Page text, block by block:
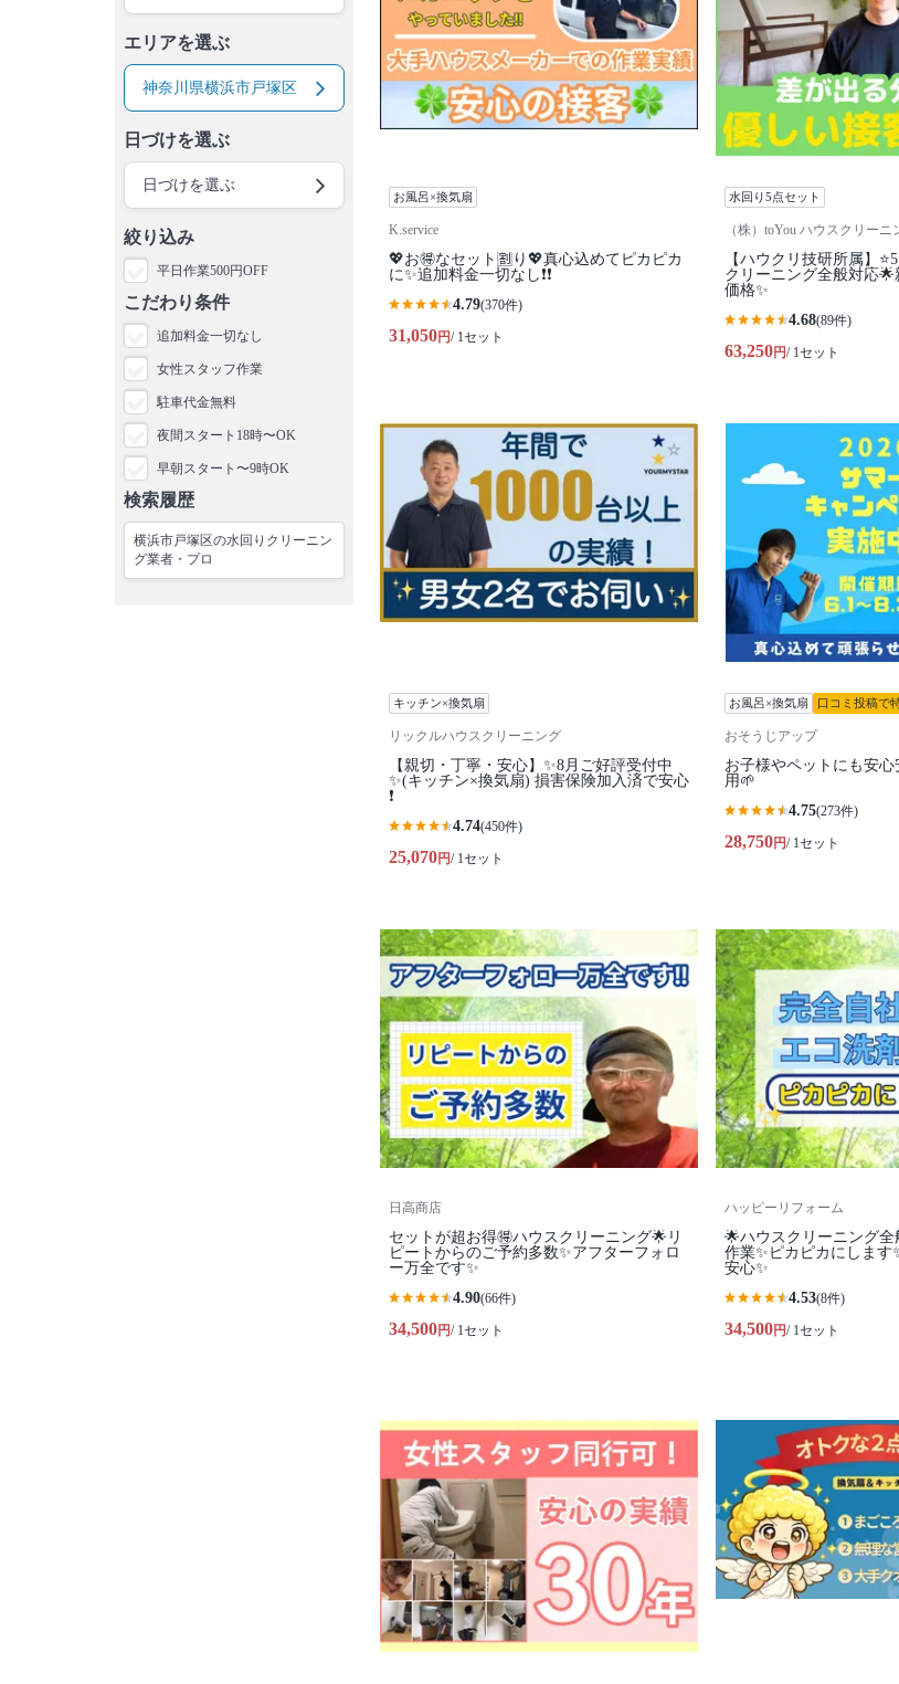
エリアを選ぶ
神奈川県横浜市戸塚区
日づけを選ぶ
日づけを選ぶ
絞り込み
平日作業500円OFF
こだわり条件
追加料金一切なし
女性スタッフ作業
駐車代金無料
夜間スタート18時〜OK
早朝スタート〜9時OK
検索履歴
横浜市戸塚区の水回りクリーニン
グ業者・プロ
お風呂×換気扇
K.service
💖お🉐なセット🈹り💖真心込めてピカピカ
に✨追加料金一切なし❗️❗️
4.79(370件)
31,050円/ 1セット
水回り5点セット
（株）toYou ハウスクリーニ
【ハウクリ技研所属】
クリーニング全般対応
価格✨
4.68(89件)
63,250円/ 1セット
キッチン×換気扇
リックルハウスクリーニング
【親切・丁寧・安心】✨️8月ご好評受付中
✨️(キッチン×換気扇) 損害保険加入済で安心
❗️
4.74(450件)
25,070円/ 1セット
お風呂×換気扇 口コミ投稿で
おそうじアップ
お子様やペットにも安
用🌱
4.75(273件)
28,750円/ 1セット
日高商店
セットが超お得🉐ハウスクリーニング🌟リ
ピートからのご予約多数✨アフターフォロ
ー万全です✨
4.90(66件)
34,500円/ 1セット
ハッピーリフォーム
🌟ハウスクリーニング
作業✨️ピカピカにします
安心✨
4.53(8件)
34,500円/ 1セット